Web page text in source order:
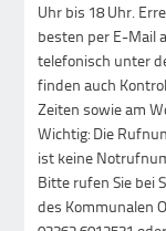
Uhr bis 18 Uhr.
besten per E-Mail
telefonisch unter
finden auch
Zeiten sowie am
Wichtig: Die
ist keine
Bitte rufen Sie bei
des Kommunalen